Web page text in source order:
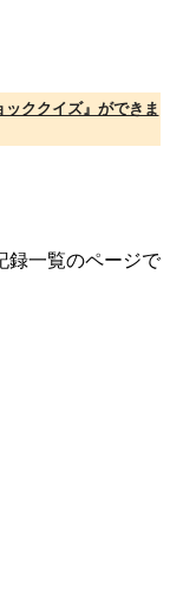
ククイズ』ができま
録一覧のページで